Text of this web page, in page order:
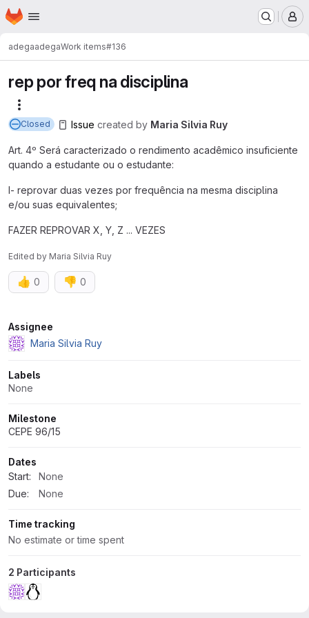
Skip to main content
Homepage
adegaadegaWork items#136
rep por freq na disciplina
Closed Issue created by Maria Silvia Ruy
Art. 4º Será caracterizado o rendimento acadêmico insuficiente
quando a estudante ou o estudante:
I- reprovar duas vezes por frequência na mesma disciplina
e/ou suas equivalentes;
FAZER REPROVAR X, Y, Z ... VEZES
Edited by Maria Silvia Ruy
👍 0 👎 0
Attributes
Assignee
Maria Silvia Ruy
Labels
None
Milestone
CEPE 96/15
Dates
Start:
None
Due:
None
Time tracking
No estimate or time spent
2 Participants